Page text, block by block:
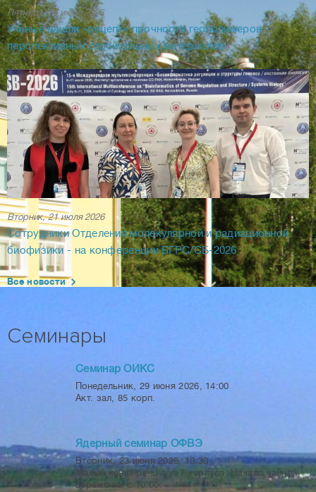
Пятница, 24 июля 2026
Ученые нашли «рецепт» прочности геополимеров ‒
перспективных строительных материалов
Вторник, 21 июля 2026
Сотрудники Отделения молекулярной и радиационной
биофизики - на конференции БГРС/СБ-2026
Все новости
Семинары
Семинар ОИКС
Понедельник, 29 июня 2026, 14:00
Акт. зал, 85 корп.
Вт
23.06
Ядерный семинар ОФВЭ
Вторник, 23 июня 2026, 10:30
Малый конференц-зал 7 корпуса. Начало чайной
церемонии с 10:00.